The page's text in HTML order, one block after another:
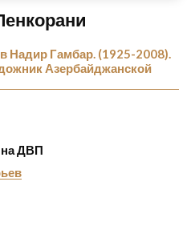
Надир Гамбар. (1925-2008).
Азербайджанской
ДВП